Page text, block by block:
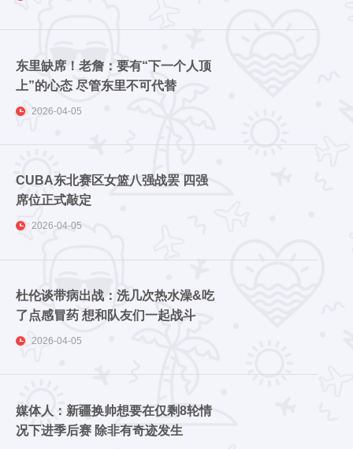
东里缺席！老詹：要有“下一个人顶
上”的心态 尽管东里不可代替
2026-04-05
CUBA东北赛区女篮八强战罢 四强
席位正式敲定
2026-04-05
杜伦谈带病出战：洗几次热水澡&吃
了点感冒药 想和队友们一起战斗
2026-04-05
媒体人：新疆换帅想要在仅剩8轮情
况下进季后赛 除非有奇迹发生